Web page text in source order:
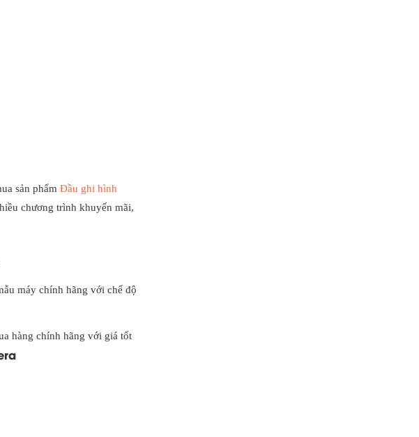
sản phẩm Đầu ghi hình
chương trình khuyến mãi,
máy chính hãng với chế độ
hàng chính hãng với giá tốt